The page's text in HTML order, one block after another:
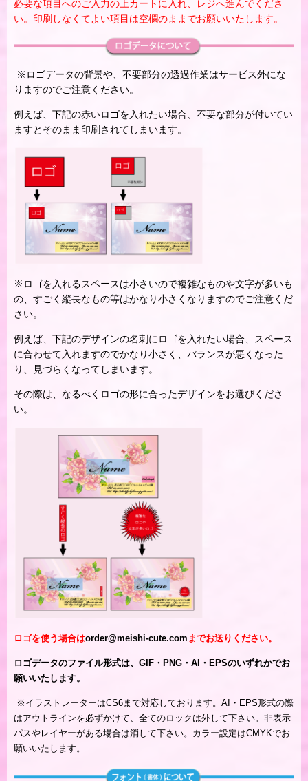
必要な項目へのご入力の上カートに入れ、レジへ進んでくださ
い。印刷しなくてよい項目は空欄のままでお願いいたします。
※ロゴデータの背景や、不要部分の透過作業はサービス外にな
りますのでご注意ください。
例えば、下記の赤いロゴを入れたい場合、不要な部分が付いてい
ますとそのまま印刷されてしまいます。
※ロゴを入れるスペースは小さいので複雑なものや文字が多いも
の、すごく縦長なもの等はかなり小さくなりますのでご注意くだ
さい。
例えば、下記のデザインの名刺にロゴを入れたい場合、スペース
に合わせて入れますのでかなり小さく、バランスが悪くなった
り、見づらくなってしまいます。
その際は、なるべくロゴの形に合ったデザインをお選びくださ
い。
ロゴを使う場合はorder@meishi-cute.com までお送りください。
ロゴデータのファイル形式は、GIF・PNG・AI・EPSのいずれかでお
願いいたします。
※ イラストレーターはCS6まで対応しております。AI・EPS形式の際
はアウトラインを必ずかけて、全てのロックは外して下さい。非表示
パスやレイヤーがある場合は消して下さい。カラー設定はCMYKでお
願いいたします。